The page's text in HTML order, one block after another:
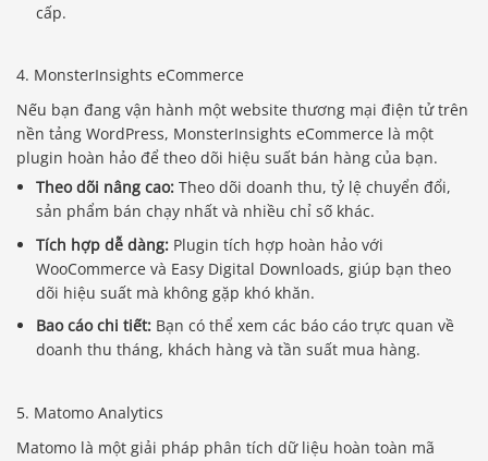
cấp.
4. MonsterInsights eCommerce
Nếu bạn đang vận hành một website thương mại điện tử trên
nền tảng WordPress, MonsterInsights eCommerce là một
plugin hoàn hảo để theo dõi hiệu suất bán hàng của bạn.
Theo dõi nâng cao: Theo dõi doanh thu, tỷ lệ chuyển đổi,
sản phẩm bán chạy nhất và nhiều chỉ số khác.
Tích hợp dễ dàng: Plugin tích hợp hoàn hảo với
WooCommerce và Easy Digital Downloads, giúp bạn theo
dõi hiệu suất mà không gặp khó khăn.
Bao cáo chi tiết: Bạn có thể xem các báo cáo trực quan về
doanh thu tháng, khách hàng và tần suất mua hàng.
5. Matomo Analytics
Matomo là một giải pháp phân tích dữ liệu hoàn toàn mã